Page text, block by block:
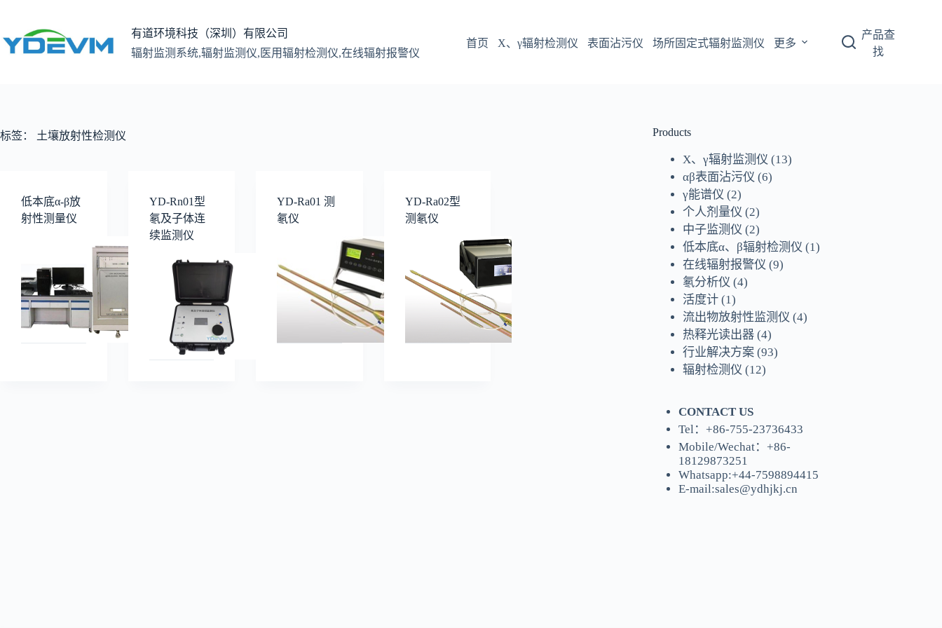
内
有道环境科技（深圳）有限公司
辐射监测系统,辐射监测仪,医用辐射检测仪,在线辐射报警仪
首页 X、γ辐射检测仪 表面沾污仪 场所固定式辐射监测仪 更多
产品查
找
标签： 土壤放射性检测仪
低本底α-β放
射性测量仪
YD-Rn01型
氡及子体连
续监测仪
YD-Ra01 测
氡仪
YD-Ra02型
测氡仪
Products
X、γ辐射监测仪 (13)
αβ表面沾污仪 (6)
γ能谱仪 (2)
个人剂量仪 (2)
中子监测仪 (2)
低本底α、β辐射检测仪 (1)
在线辐射报警仪 (9)
氡分析仪 (4)
活度计 (1)
流出物放射性监测仪 (4)
热释光读出器 (4)
行业解决方案 (93)
辐射检测仪 (12)
CONTACT US
Tel：+86-755-23736433
Mobile/Wechat：+86-
18129873251
Whatsapp:+44-7598894415
E-mail:sales@ydhjkj.cn